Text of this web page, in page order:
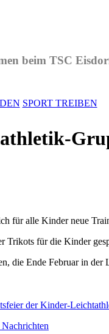
beim TSC
SPORT TREIBEN
für alle Kinder neue
Trikots für die Kinder
die Ende Februar in der
der Kinder-